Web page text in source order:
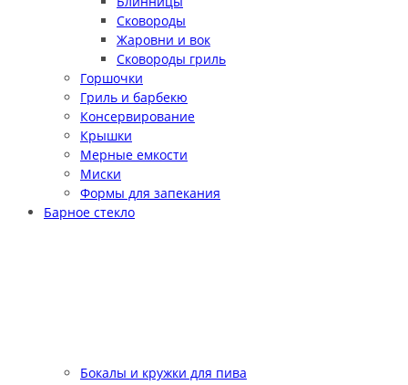
Сковороды
Жаровни и вок
Сковороды гриль
Горшочки
Гриль и барбекю
Консервирование
Крышки
Мерные емкости
Миски
Формы для запекания
Барное стекло
Бокалы и кружки для пива